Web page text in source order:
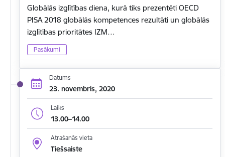
Globālās izglītības diena, kurā tiks prezentēti OECD
PISA 2018 globālās kompetences rezultāti un globālās
izglītības prioritātes IZM…
Pasākumi
Datums
23. novembris, 2020
Laiks
13.00–14.00
Atrašanās vieta
Tiešsaiste